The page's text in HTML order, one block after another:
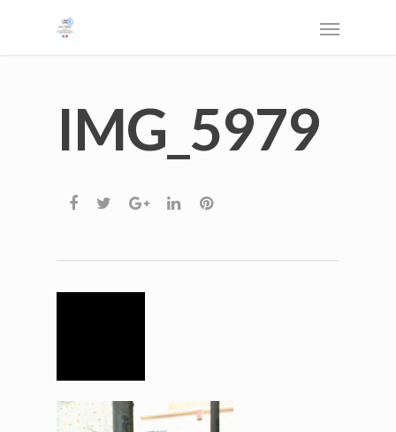
IMG_5979